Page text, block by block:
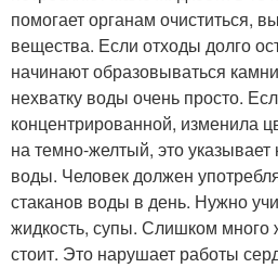
помогает органам очиститься,
вещества. Если отходы долго
начинают образовываться
нехватку воды очень просто.
концентрированной, изменила
на темно-желтый, это указывает
воды. Человек должен
стаканов воды в день. Нужно
жидкость, супы. Слишком много
стоит. Это нарушает работы